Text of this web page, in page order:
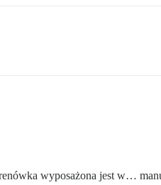
wyposażona jest w…